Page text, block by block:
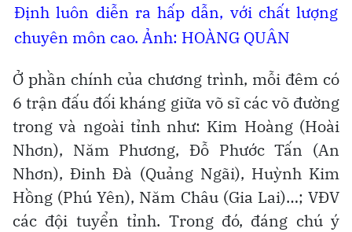
Định luôn diễn ra hấp dẫn, với chất lượng
chuyên môn cao. Ảnh: HOÀNG QUÂN
Ở phần chính của chương trình, mỗi đêm có
6 trận đấu đối kháng giữa võ sĩ các võ đường
trong và ngoài tỉnh như: Kim Hoàng (Hoài
Nhơn), Năm Phương, Đỗ Phước Tấn (An
Nhơn), Đinh Đà (Quảng Ngãi), Huỳnh Kim
Hồng (Phú Yên), Năm Châu (Gia Lai)…; VĐV
các đội tuyển tỉnh. Trong đó, đáng chú ý